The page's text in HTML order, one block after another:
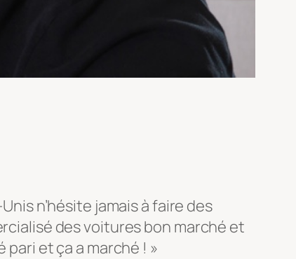
n’hésite jamais à faire des
des voitures bon marché et
et ça a marché ! »